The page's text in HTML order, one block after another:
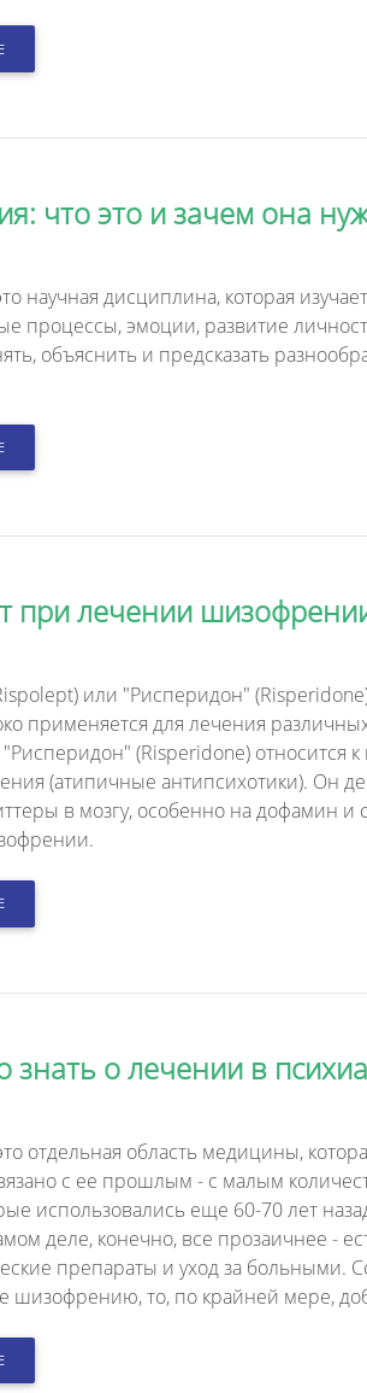
что это и зачем она
научная дисциплина, которая
процессы, эмоции, развитие
объяснить и предсказать
при лечении
или "Рисперидон"
применяется для лечения
(Risperidone) относится к
(атипичные антипсихотики). Он
в мозгу, особенно на дофамин и
знать о лечении в
отдельная область медицины,
с ее прошлым - с малым
использовались еще 60-70 лет
деле, конечно, все прозаичнее -
препараты и уход за больными.
шизофрению, то, по крайней мере,